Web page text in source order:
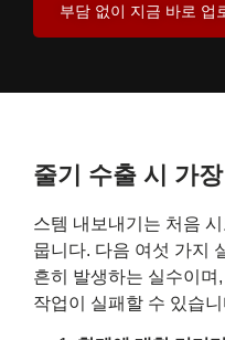
부담 없이 지금 바로 업
줄기 수출 시 가
스템 내보내기는 처음
뭅니다. 다음 여섯 가지
흔히 발생하는 실수이며
작업이 실패할 수 있습니